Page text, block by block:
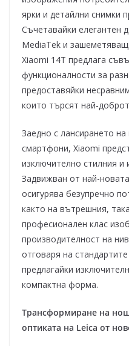
ярки и детайлни снимки
Съчетавайки елегантен
MediaTek и
Xiaomi 14T предлага
функционалности за
предоставяйки
които търсят най-
Заедно с лансирането
смартфони, Xiaomi
изключително стилния и
Задвижван от най-
осигурява безупречно
както на вътрешния,
професионален клас
производителност на
отговаря на
предлагайки
компактна форма.
Трансформиране на
оптиката на Leica от